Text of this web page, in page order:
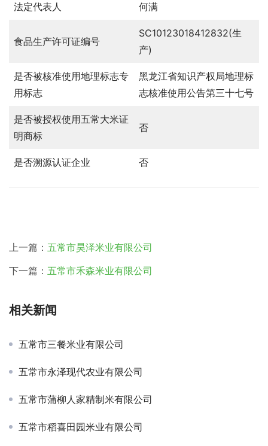
法定代表人 何满
食品生产许可证编号
SC10123018412832(生
产)
是否被核准使用地理标志专
用标志
黑龙江省知识产权局地理标
志核准使用公告第三十七号
是否被授权使用五常大米证
明商标
否
是否溯源认证企业 否
上一篇： 五常市昊泽米业有限公司
下一篇： 五常市禾森米业有限公司
相关新闻
五常市三餐米业有限公司
五常市永泽现代农业有限公司
五常市蒲柳人家精制米有限公司
五常市稻喜田园米业有限公司